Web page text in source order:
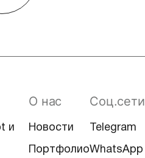
и
О нас
Новости
Портфолио
Соц.сети
Telegram
WhatsApp